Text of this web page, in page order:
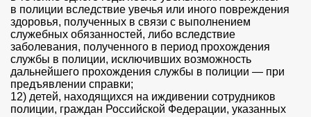
в полиции вследствие увечья или иного повреждения
здоровья, полученных в связи с выполнением
служебных обязанностей, либо вследствие
заболевания, полученного в период прохождения
службы в полиции, исключивших возможность
дальнейшего прохождения службы в полиции — при
предъявлении справки;
12) детей, находящихся на иждивении сотрудников
полиции, граждан Российской Федерации, указанных